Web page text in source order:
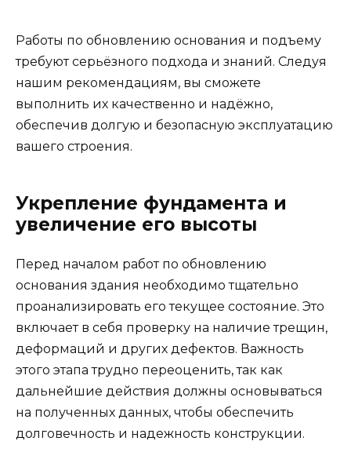
Работы по обновлению основания и подъему
требуют серьёзного подхода и знаний. Следуя
нашим рекомендациям, вы сможете
выполнить их качественно и надёжно,
обеспечив долгую и безопасную эксплуатацию
вашего строения.
Укрепление фундамента и
увеличение его высоты
Перед началом работ по обновлению
основания здания необходимо тщательно
проанализировать его текущее состояние. Это
включает в себя проверку на наличие трещин,
деформаций и других дефектов. Важность
этого этапа трудно переоценить, так как
дальнейшие действия должны основываться
на полученных данных, чтобы обеспечить
долговечность и надежность конструкции.